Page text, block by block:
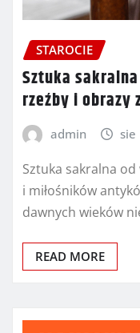
STAROCIE
Sztuka
rzeźby i obrazy
admin sie
Sztuka sakralna
i miłośników
dawnych wieków
READ MORE